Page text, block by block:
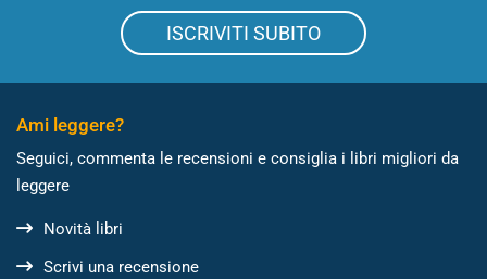
ISCRIVITI SUBITO
Ami leggere?
Seguici, commenta le recensioni e consiglia i libri migliori da
leggere
Novità libri
Scrivi una recensione